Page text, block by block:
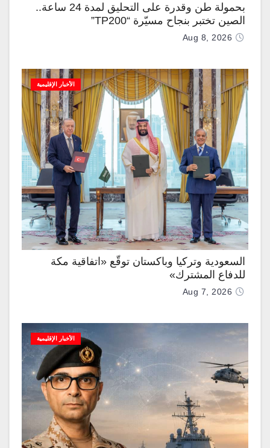
بحمولة طن وقدرة على التحليق لمدة 24 ساعة..
الصين تختبر بنجاح مسيّرة “TP200”
Aug 8, 2026
الأخبار الإقليمية
السعودية وتركيا وباكستان توقّع «اتفاقية مكة
للدفاع المشترك»
Aug 7, 2026
الأخبار الإقليمية